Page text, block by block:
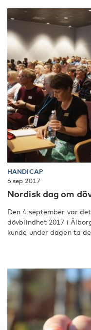
HANDICAP
6 sep 2017
Nordisk dag om
Den 4 september var
dövblindhet 2017 i
kunde under dagen ta